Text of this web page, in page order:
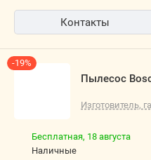
Контакты
-19%
Пылесос
Изготовитель,
Бесплатная, 18 августа
наличные